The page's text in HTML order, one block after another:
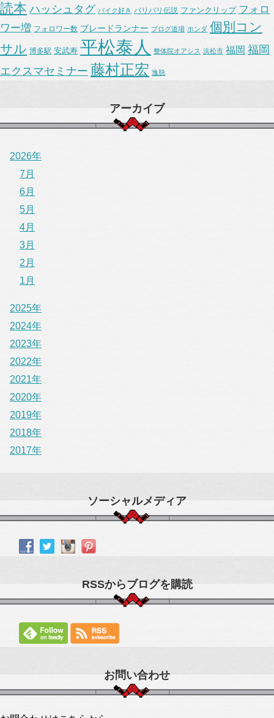
読本 ハッシュタグ バイク好き バリバリ伝説 ファンクリップ フォロ
ワー増 フォロワー数 ブレードランナー ブログ道場 ホンダ 個別コン
サル 博多駅 安武寿 平松泰人 整体院オアシス 浜松市 福岡 福岡
エクスマセミナー 藤村正宏 逸脱
アーカイブ
2026年
7月
6月
5月
4月
3月
2月
1月
2025年
2024年
2023年
2022年
2021年
2020年
2019年
2018年
2017年
ソーシャルメディア
RSSからブログを購読
お問い合わせ